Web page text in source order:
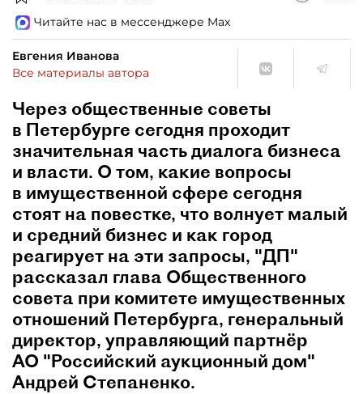
Читайте нас в мессенджере Max
Евгения Иванова
Все материалы автора
Через общественные советы
в Петербурге сегодня проходит
значительная часть диалога бизнеса
и власти. О том, какие вопросы
в имущественной сфере сегодня
стоят на повестке, что волнует малый
и средний бизнес и как город
реагирует на эти запросы, "ДП"
рассказал глава Общественного
совета при комитете имущественных
отношений Петербурга, генеральный
директор, управляющий партнёр
АО "Российский аукционный дом"
Андрей Степаненко.